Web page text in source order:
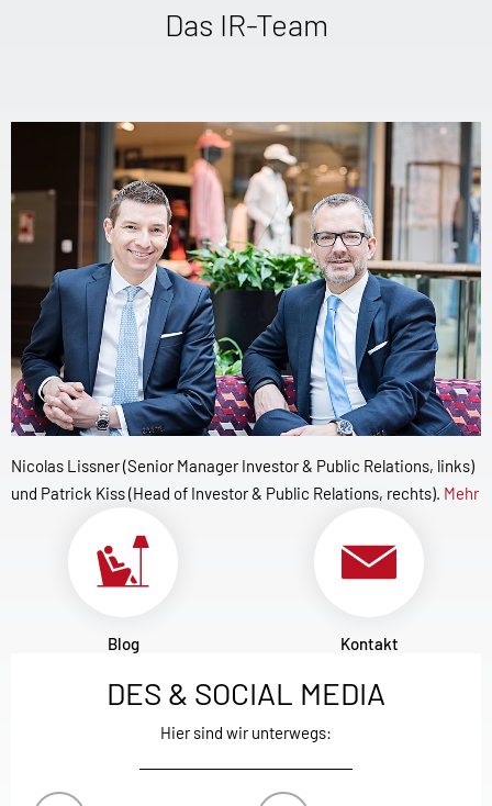
Das IR-Team
Nicolas Lissner (Senior Manager Investor & Public Relations, links)
und Patrick Kiss (Head of Investor & Public Relations, rechts). Mehr
Blog Kontakt
DES & SOCIAL MEDIA
Hier sind wir unterwegs: